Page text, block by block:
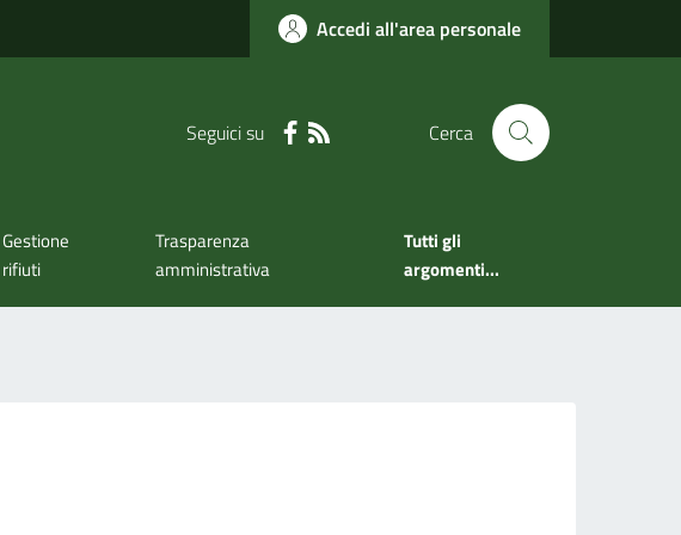
Accedi all'area personale
Seguici su Cerca
Gestione
rifiuti
Trasparenza
amministrativa
Tutti gli
argomenti...